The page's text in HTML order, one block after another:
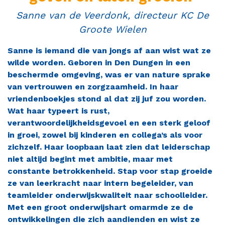
Contact
Sanne van de Veerdonk, directeur KC De
Groote Wielen
Sanne is iemand die van jongs af aan wist wat ze
wilde worden. Geboren in Den Dungen in een
beschermde omgeving, was er van nature sprake
van vertrouwen en zorgzaamheid. In haar
vriendenboekjes stond al dat zij juf zou worden.
Wat haar typeert is rust,
verantwoordelijkheidsgevoel en een sterk geloof
in groei, zowel bij kinderen en collega’s als voor
zichzelf. Haar loopbaan laat zien dat leiderschap
niet altijd begint met ambitie, maar met
constante betrokkenheid. Stap voor stap groeide
ze van leerkracht naar intern begeleider, van
teamleider onderwijskwaliteit naar schoolleider.
Met een groot onderwijshart omarmde ze de
ontwikkelingen die zich aandienden en wist ze